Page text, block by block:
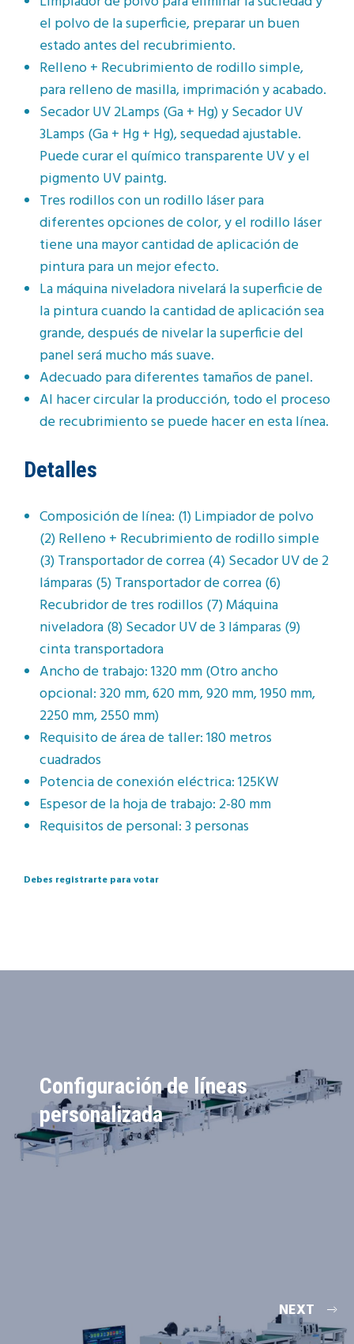
el polvo de la superficie, preparar un buen
estado antes del recubrimiento.
Relleno + Recubrimiento de rodillo simple,
para relleno de masilla, imprimación y acabado.
Secador UV 2Lamps (Ga + Hg) y Secador UV
3Lamps (Ga + Hg + Hg), sequedad ajustable.
Puede curar el químico transparente UV y el
pigmento UV paintg.
Tres rodillos con un rodillo láser para
diferentes opciones de color, y el rodillo láser
tiene una mayor cantidad de aplicación de
pintura para un mejor efecto.
La máquina niveladora nivelará la superficie de
la pintura cuando la cantidad de aplicación sea
grande, después de nivelar la superficie del
panel será mucho más suave.
Adecuado para diferentes tamaños de panel.
Al hacer circular la producción, todo el proceso
de recubrimiento se puede hacer en esta línea.
Detalles
Composición de línea: (1) Limpiador de polvo
(2) Relleno + Recubrimiento de rodillo simple
(3) Transportador de correa (4) Secador UV de 2
lámparas (5) Transportador de correa (6)
Recubridor de tres rodillos (7) Máquina
niveladora (8) Secador UV de 3 lámparas (9)
cinta transportadora
Ancho de trabajo: 1320 mm (Otro ancho
opcional: 320 mm, 620 mm, 920 mm, 1950 mm,
2250 mm, 2550 mm)
Requisito de área de taller: 180 metros
cuadrados
Potencia de conexión eléctrica: 125KW
Espesor de la hoja de trabajo: 2-80 mm
Requisitos de personal: 3 personas
Debes registrarte para votar
Configuración de líneas
personalizada
NEXT